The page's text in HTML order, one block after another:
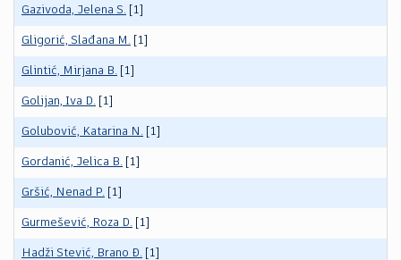
Gazivoda, Jelena S. [1]
Gligorić, Slađana M. [1]
Glintić, Mirjana B. [1]
Golijan, Iva D. [1]
Golubović, Katarina N. [1]
Gordanić, Jelica B. [1]
Gršić, Nenad P. [1]
Gurmešević, Roza D. [1]
Hadži Stević, Brano Đ. [1]